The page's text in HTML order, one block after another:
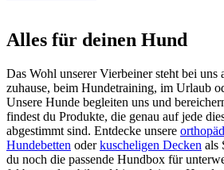
Alles für deinen Hund
Das Wohl unserer Vierbeiner steht bei uns
zuhause, beim Hundetraining, im Urlaub
Unsere Hunde begleiten uns und
findest du Produkte, die genau auf jede
abgestimmt sind. Entdecke unsere
Hundebetten oderkuscheligen Decken als
du noch die passende Hundbox für